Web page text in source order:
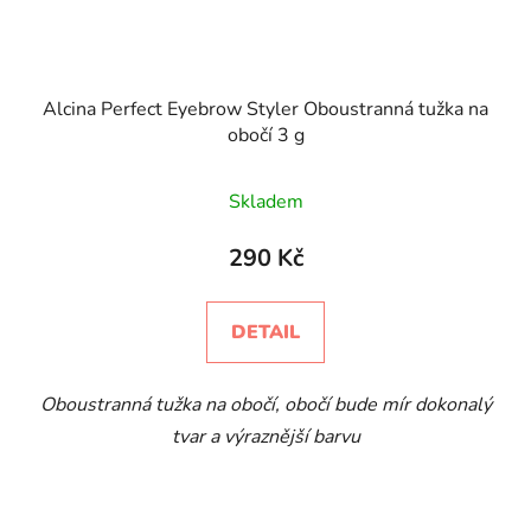
Alcina Perfect Eyebrow Styler Oboustranná tužka na
obočí 3 g
Skladem
290 Kč
DETAIL
Oboustranná tužka na obočí, obočí bude mír dokonalý
tvar a výraznější barvu